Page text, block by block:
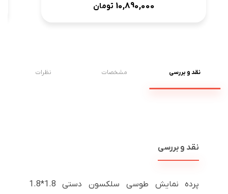
10,890,000 تومان
نقد و بررسی مشخصات نظرات
نقد و بررسی
پرده نمایش طوسی سلکسون دستی 1.8*1.8